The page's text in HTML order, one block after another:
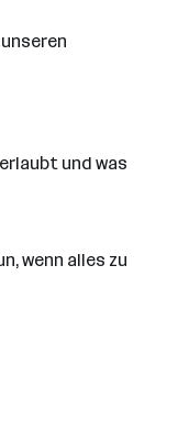
und was
wenn alles zu